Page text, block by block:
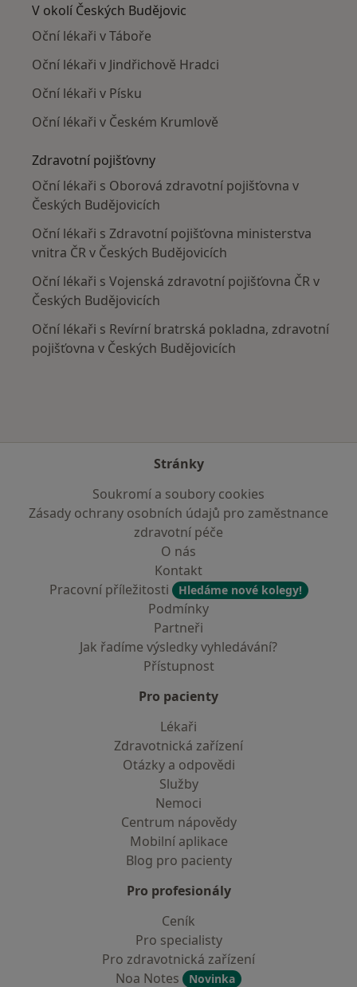
V okolí Českých Budějovic
Oční lékaři v Táboře
Oční lékaři v Jindřichově Hradci
Oční lékaři v Písku
Oční lékaři v Českém Krumlově
Zdravotní pojišťovny
Oční lékaři s Oborová zdravotní pojišťovna v
Českých Budějovicích
Oční lékaři s Zdravotní pojišťovna ministerstva
vnitra ČR v Českých Budějovicích
Oční lékaři s Vojenská zdravotní pojišťovna ČR v
Českých Budějovicích
Oční lékaři s Revírní bratrská pokladna, zdravotní
pojišťovna v Českých Budějovicích
Stránky
Soukromí a soubory cookies
Zásady ochrany osobních údajů pro zaměstnance
zdravotní péče
O nás
Kontakt
Pracovní příležitosti
Hledáme nové kolegy!
Podmínky
Partneři
Jak řadíme výsledky vyhledávání?
Přístupnost
Pro pacienty
Lékaři
Zdravotnická zařízení
Otázky a odpovědi
Služby
Nemoci
Centrum nápovědy
Mobilní aplikace
Blog pro pacienty
Pro profesionály
Ceník
Pro specialisty
Pro zdravotnická zařízení
Noa Notes
Novinka